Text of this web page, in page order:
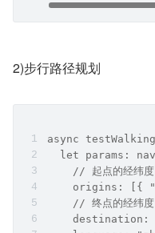
2)步行路径规划
async
let params:
    // 起点的经纬度
origins: [{
    // 终点的经纬度
destination: